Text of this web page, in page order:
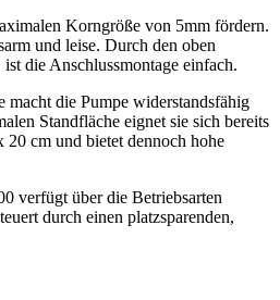
Korngröße von 5mm fördern.
und leise. Durch den oben
die Anschlussmontage einfach.
macht die Pumpe widerstandsfähig
Standfläche eignet sie sich bereits
20 cm und bietet dennoch hohe
verfügt über die Betriebsarten
durch einen platzsparenden,